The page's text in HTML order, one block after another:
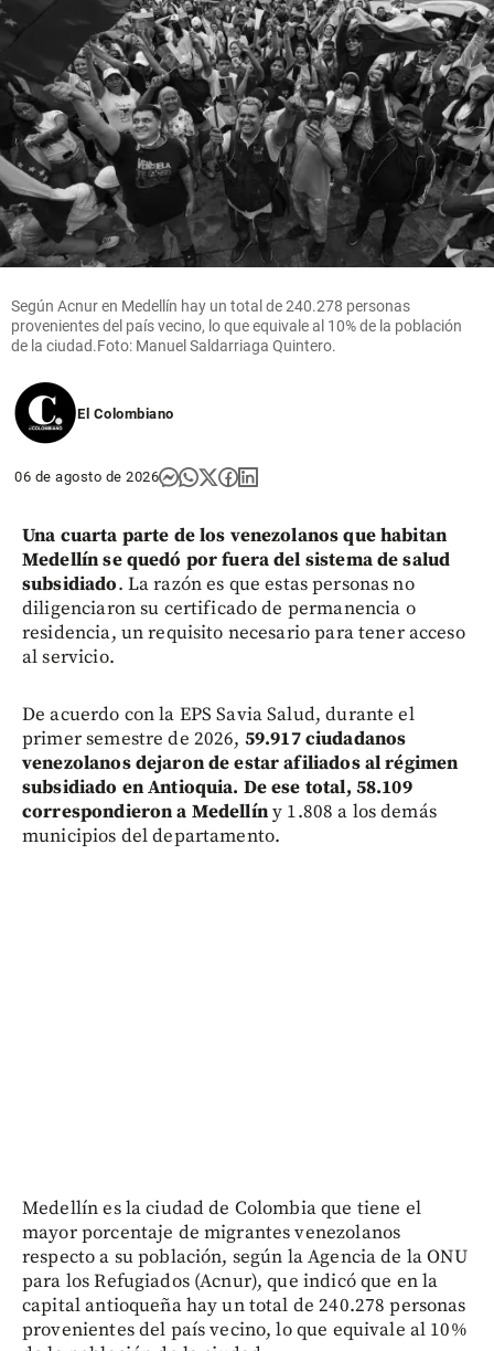
Según Acnur en Medellín hay un total de 240.278 personas
provenientes del país vecino, lo que equivale al 10% de la población
de la ciudad.Foto: Manuel Saldarriaga Quintero.
El Colombiano
06 de agosto de 2026
Una cuarta parte de los venezolanos que habitan
Medellín se quedó por fuera del sistema de salud
subsidiado. La razón es que estas personas no
diligenciaron su certificado de permanencia o
residencia, un requisito necesario para tener acceso
al servicio.
De acuerdo con la EPS Savia Salud, durante el
primer semestre de 2026, 59.917 ciudadanos
venezolanos dejaron de estar afiliados al régimen
subsidiado en Antioquia. De ese total, 58.109
correspondieron a Medellíny 1.808 a los demás
municipios del departamento.
Medellín es la ciudad de Colombia que tiene el
mayor porcentaje de migrantes venezolanos
respecto a su población, según la Agencia de la ONU
para los Refugiados (Acnur), que indicó que en la
capital antioqueña hay un total de 240.278 personas
provenientes del país vecino, lo que equivale al 10%